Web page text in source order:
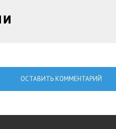
ОСТАВИТЬ КОММЕНТАРИЙ